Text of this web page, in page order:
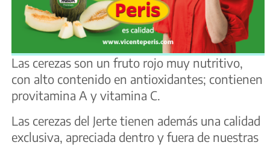
Las cerezas son un fruto rojo muy nutritivo,
con alto contenido en antioxidantes; contienen
provitamina A y vitamina C.
Las cerezas del Jerte tienen además una calidad
exclusiva, apreciada dentro y fuera de nuestras